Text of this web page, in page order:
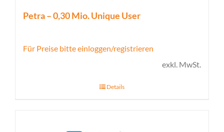
Petra – 0,30 Mio. Unique User
Für Preise bitte einloggen/registrieren
exkl. MwSt.
Details